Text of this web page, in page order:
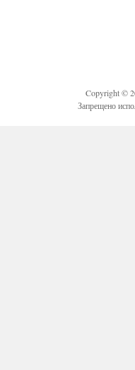
Copyright ©
Запрещено